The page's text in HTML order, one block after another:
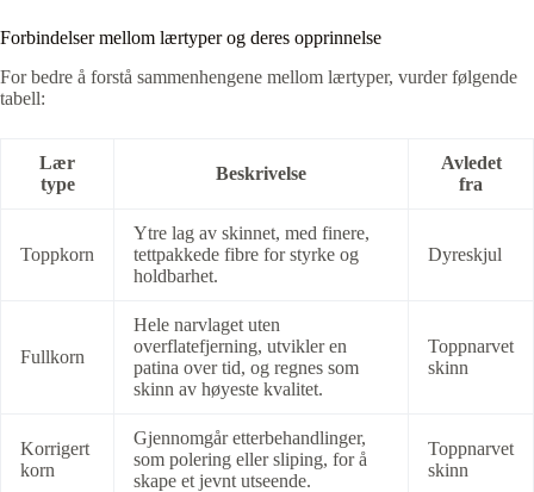
Forbindelser mellom lærtyper og deres opprinnelse
For bedre å forstå sammenhengene mellom lærtyper, vurder følgende
tabell:
Lær
type
Beskrivelse
Avledet
fra
Toppkorn
Ytre lag av skinnet, med finere,
tettpakkede fibre for styrke og
holdbarhet.
Dyreskjul
Fullkorn
Hele narvlaget uten
overflatefjerning, utvikler en
patina over tid, og regnes som
skinn av høyeste kvalitet.
Toppnarvet
skinn
Korrigert
korn
Gjennomgår etterbehandlinger,
som polering eller sliping, for å
skape et jevnt utseende.
Toppnarvet
skinn